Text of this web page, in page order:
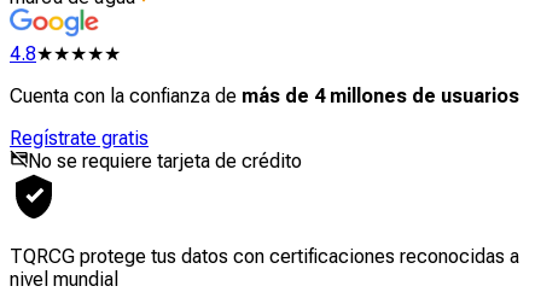
4.8★★★★★
Cuenta con la confianza de más de 4 millones de usuarios
Regístrate gratis
No se requiere tarjeta de crédito
TQRCG protege tus datos con certificaciones reconocidas a
nivel mundial